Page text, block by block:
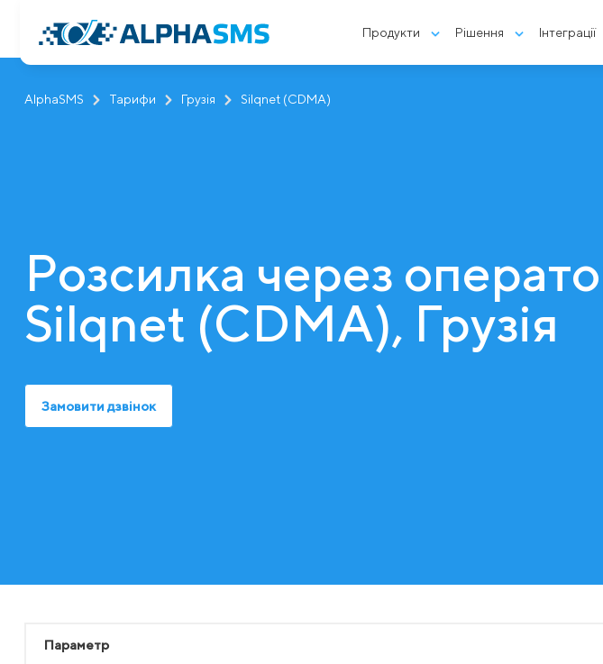
AlphaSMS Тарифи Грузія Silqnet (CDMA)
Продукти Рішення Інтеграції
Розсилка через
Silqnet (CDMA), Грузія
Замовити дзвінок
Параметр